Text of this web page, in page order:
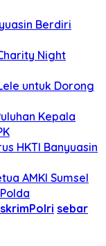
Berdiri
Night
untuk Dorong
Kepala
HKTI Banyuasin
AMKI Sumsel
sebar